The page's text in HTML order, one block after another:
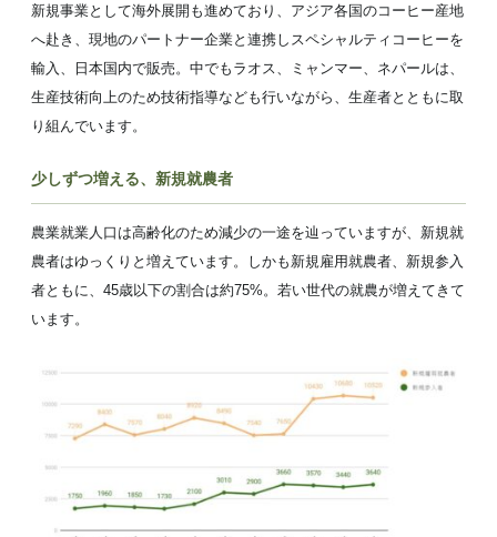
新規事業として海外展開も進めており、アジア各国のコーヒー産地
へ赴き、現地のパートナー企業と連携しスペシャルティコーヒーを
輸入、日本国内で販売。中でもラオス、ミャンマー、ネパールは、
生産技術向上のため技術指導なども行いながら、生産者とともに取
り組んでいます。
少しずつ増える、新規就農者
農業就業人口は高齢化のため減少の一途を辿っていますが、新規就
農者はゆっくりと増えています。しかも新規雇用就農者、新規参入
者ともに、45歳以下の割合は約75%。若い世代の就農が増えてきて
います。